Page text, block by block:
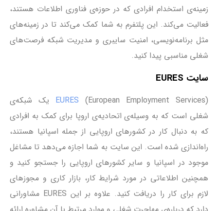
زمینه‌ی استخدام افرادی که در حوزه‌ی فناوری اطلاعات هستند،
فعالیت می‌کند. این پلتفرم به شما کمک می‌کند تا در زمینه‌های
مثل برنامه‌نویسی، امنیت سایبری و مدیریت شبکه فرصت‌های
شغلی مناسبی پیدا کنید.
سایت EURES
EURES (European Employment Services) یک شبکه‌ی
شغلی است که به وسیله‌ی اتحادیه‌ی اروپا برای کمک به افرادی
که به دنبال کار در کشورهای اروپایی از جمله اسپانیا هستند،
راه‌اندازی شده است. این سایت به شما اجازه می‌دهد تا مشاغل
موجود در اسپانیا و سایر کشورهای اروپایی را جستجو کنید و
همچنین اطلاعاتی در مورد شرایط کار، بازار کاری و مجوزهای
لازم برای کار را دریافت کنید. علاوه بر این EURES مشاورانی